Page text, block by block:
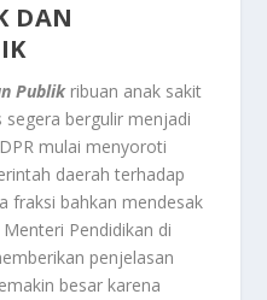
DAN
Publikribuan anak sakit
bergulir menjadi
mulai menyoroti
daerah terhadap
fraksi bahkan mendesak
Pendidikan di
penjelasan
besar karena